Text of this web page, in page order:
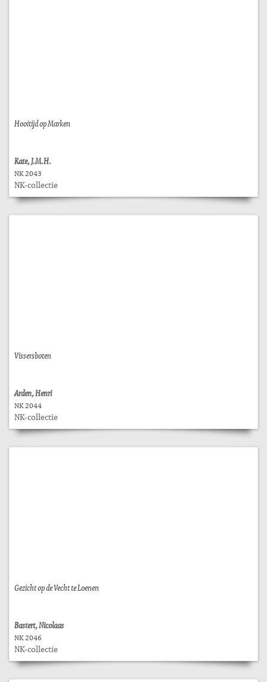
Hooitijd op Marken
Kate, J.M.H.
NK 2043
NK-collectie
Vissersboten
Arden, Henri
NK 2044
NK-collectie
Gezicht op de Vecht te Loenen
Bastert, Nicolaas
NK 2046
NK-collectie